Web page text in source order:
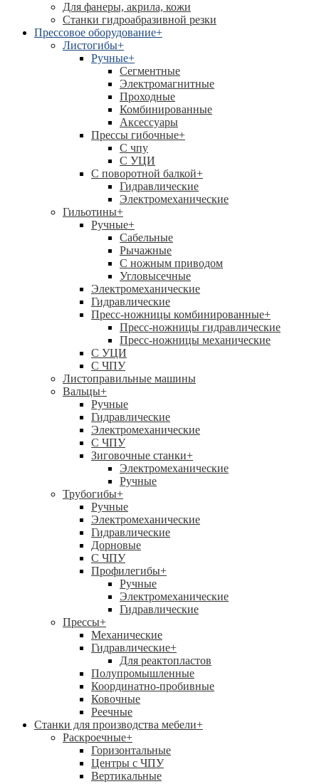
Для фанеры, акрила, кожи
Станки гидроабразивной резки
Прессовое оборудование+
Листогибы+
Ручные+
Сегментные
Электромагнитные
Проходные
Комбинированные
Аксессуары
Прессы гибочные+
C чпу
С УЦИ
С поворотной балкой+
Гидравлические
Электромеханические
Гильотины+
Ручные+
Сабельные
Рычажные
С ножным приводом
Угловысечные
Электромеханические
Гидравлические
Пресс-ножницы комбинированные+
Пресс-ножницы гидравлические
Пресс-ножницы механические
С УЦИ
С ЧПУ
Листоправильные машины
Вальцы+
Ручные
Гидравлические
Электромеханические
С ЧПУ
Зиговочные станки+
Электромеханические
Ручные
Трубогибы+
Ручные
Электромеханические
Гидравлические
Дорновые
С ЧПУ
Профилегибы+
Ручные
Электромеханические
Гидравлические
Прессы+
Механические
Гидравлические+
Для реактопластов
Полупромышленные
Координатно-пробивные
Ковочные
Реечные
Станки для производства мебели+
Раскроечные+
Горизонтальные
Центры с ЧПУ
Вертикальные